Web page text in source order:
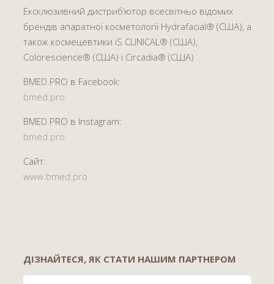
Ексклюзивний дистриб’ютор всесвітньо відомих
брендів апаратної косметології Hydrafacial® (США), а
також космецевтики iS CLINICAL® (США),
Colorescience® (США) і Circadia® (США)
BMED.PRO в Facebook:
bmed.pro
BMED.PRO в Instagram:
bmed.pro
Сайт:
www.bmed.pro
ДІЗНАЙТЕСЯ, ЯК СТАТИ НАШИМ ПАРТНЕРОМ